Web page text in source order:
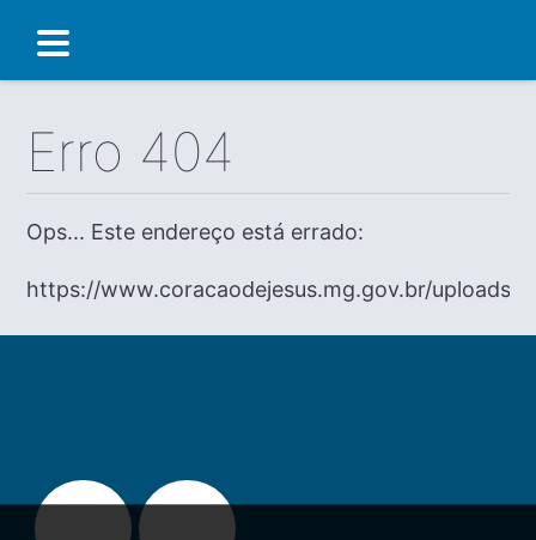
Erro 404
Ops... Este endereço está errado:
https://www.coracaodejesus.mg.gov.br/uploads/